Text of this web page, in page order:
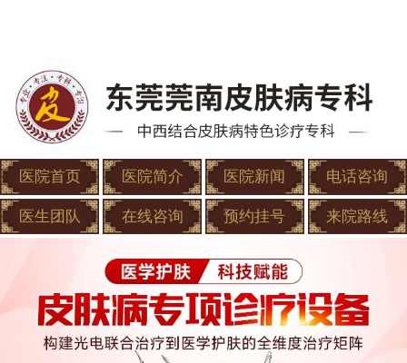
医院首页 医院简介 医院新闻 电话咨询
医生团队 在线咨询 预约挂号 来院路线